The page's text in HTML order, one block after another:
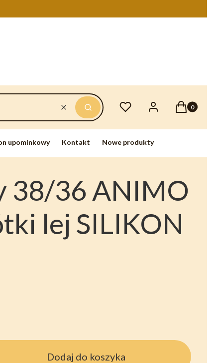
WyczyśćSzukaj
Ulubione Zaloguj sięProdukty w
Koszyk
upominkowy Kontakt Nowe produkty
38/36 ANIMO
lej SILIKON
Dodaj do koszyka